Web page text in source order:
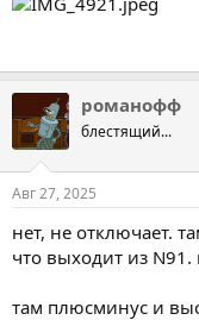
романофф
блестящий...
Авг 27, 2025
нет, не отключает.
что выходит из N91.
там плюсминус и